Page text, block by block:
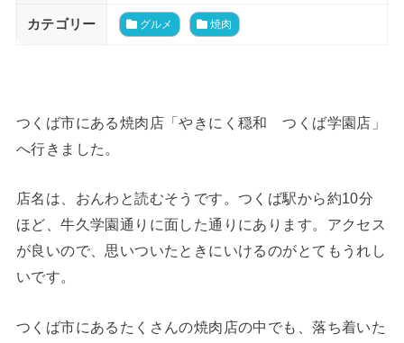
カテゴリー グルメ 焼肉
つくば市にある焼肉店「やきにく穏和 つくば学園店」
へ行きました。
店名は、おんわと読むそうです。つくば駅から約10分
ほど、牛久学園通りに面した通りにあります。アクセス
が良いので、思いついたときにいけるのがとてもうれし
いです。
つくば市にあるたくさんの焼肉店の中でも、落ち着いた